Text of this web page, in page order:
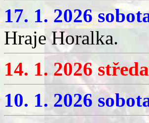
17. 1. 2026
Hraje Horalka.
14. 1. 2026
10. 1. 2026